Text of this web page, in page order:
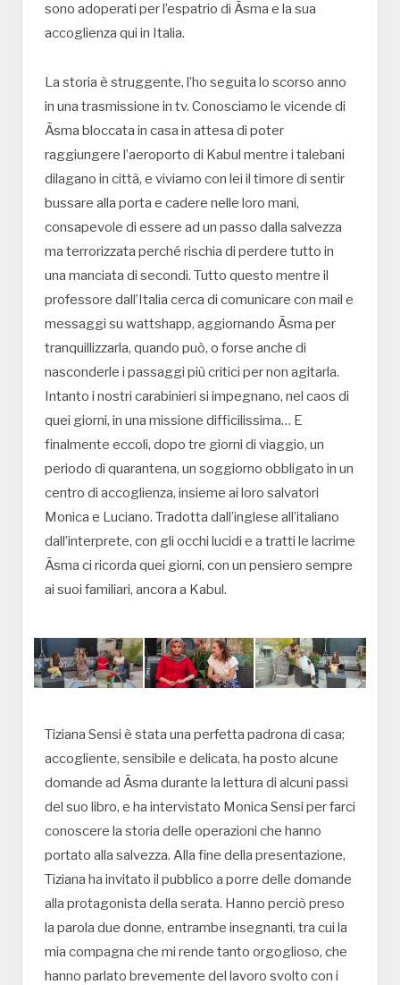
sono adoperati per l’espatrio di Āsma e la sua
accoglienza qui in Italia.
La storia è struggente, l’ho seguita lo scorso anno
in una trasmissione in tv. Conosciamo le vicende di
Āsma bloccata in casa in attesa di poter
raggiungere l’aeroporto di Kabul mentre i talebani
dilagano in città, e viviamo con lei il timore di sentir
bussare alla porta e cadere nelle loro mani,
consapevole di essere ad un passo dalla salvezza
ma terrorizzata perché rischia di perdere tutto in
una manciata di secondi. Tutto questo mentre il
professore dall’Italia cerca di comunicare con mail e
messaggi su wattshapp, aggiornando Āsma per
tranquillizzarla, quando può, o forse anche di
nasconderle i passaggi più critici per non agitarla.
Intanto i nostri carabinieri si impegnano, nel caos di
quei giorni, in una missione difficilissima… E
finalmente eccoli, dopo tre giorni di viaggio, un
periodo di quarantena, un soggiorno obbligato in un
centro di accoglienza, insieme ai loro salvatori
Monica e Luciano. Tradotta dall’inglese all’italiano
dall’interprete, con gli occhi lucidi e a tratti le lacrime
Āsma ci ricorda quei giorni, con un pensiero sempre
ai suoi familiari, ancora a Kabul.
Tiziana Sensi è stata una perfetta padrona di casa;
accogliente, sensibile e delicata, ha posto alcune
domande ad Āsma durante la lettura di alcuni passi
del suo libro, e ha intervistato Monica Sensi per farci
conoscere la storia delle operazioni che hanno
portato alla salvezza. Alla fine della presentazione,
Tiziana ha invitato il pubblico a porre delle domande
alla protagonista della serata. Hanno perciò preso
la parola due donne, entrambe insegnanti, tra cui la
mia compagna che mi rende tanto orgoglioso, che
hanno parlato brevemente del lavoro svolto con i